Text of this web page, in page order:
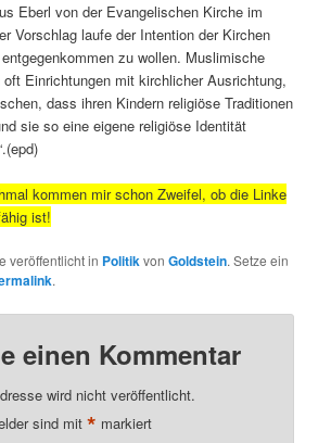
Eberl von der Evangelischen Kirche im
Vorschlag laufe der Intention der Kirchen
zu wollen. Muslimische
Einrichtungen mit kirchlicher Ausrichtung,
dass ihren Kindern religiöse Traditionen
sie so eine eigene religiöse Identität
kommen mir schon Zweifel, ob die Linke
ist!
veröffentlicht in PolitikvonGoldstein. Setze ein
.
einen Kommentar
wird nicht veröffentlicht.
sind mit* markiert